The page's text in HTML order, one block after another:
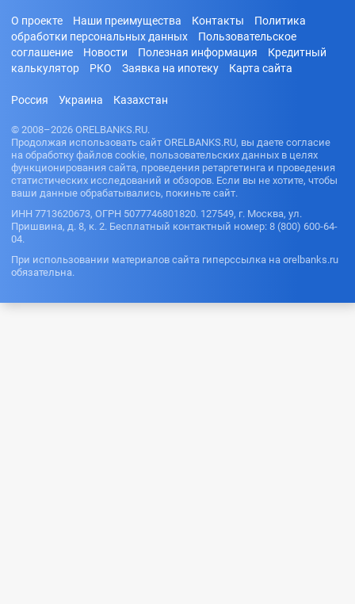
О проекте Наши преимущества Контакты
Политика
обработки персональных данных
Пользовательское
соглашение
Новости Полезная информация
Кредитный
калькулятор
РКО Заявка на ипотеку Карта сайта
Россия Украина Казахстан
© 2008–2026 ORELBANKS.RU.
Продолжая использовать сайт ORELBANKS.RU, вы даете согласие
на обработку файлов cookie, пользовательских данных в целях
функционирования сайта, проведения ретаргетинга и проведения
статистических исследований и обзоров. Если вы не хотите, чтобы
ваши данные обрабатывались, покиньте сайт.
ИНН 7713620673, ОГРН 5077746801820. 127549, г. Москва, ул.
Пришвина, д. 8, к. 2. Бесплатный контактный номер: 8 (800) 600-64-
04.
При использовании материалов сайта гиперссылка на orelbanks.ru
обязательна.